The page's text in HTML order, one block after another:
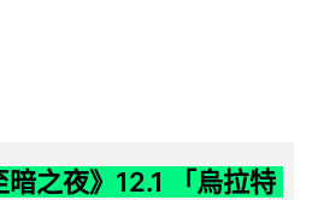
暗之夜》12.1 「烏拉特